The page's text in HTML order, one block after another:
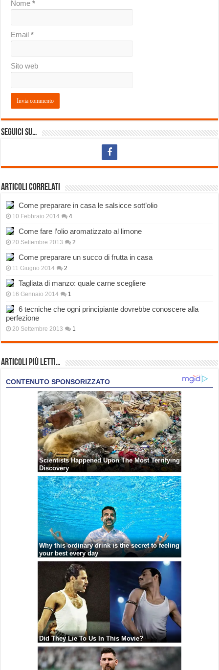
Nome*
Email*
Sito web
Seguici su…
Articoli correlati
Come preparare in casa le salsicce sott’olio
10 Febbraio 2014 4
Come fare l’olio aromatizzato al limone
20 Settembre 2013 2
Come preparare un succo di frutta in casa
11 Giugno 2014 2
Tagliata di manzo: quale carne scegliere
16 Gennaio 2014 1
6 tecniche che ogni principiante dovrebbe conoscere alla
perfezione
20 Settembre 2013 1
Articoli più Letti…